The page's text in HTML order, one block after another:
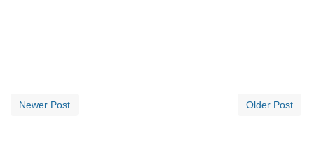
Newer Post Older Post